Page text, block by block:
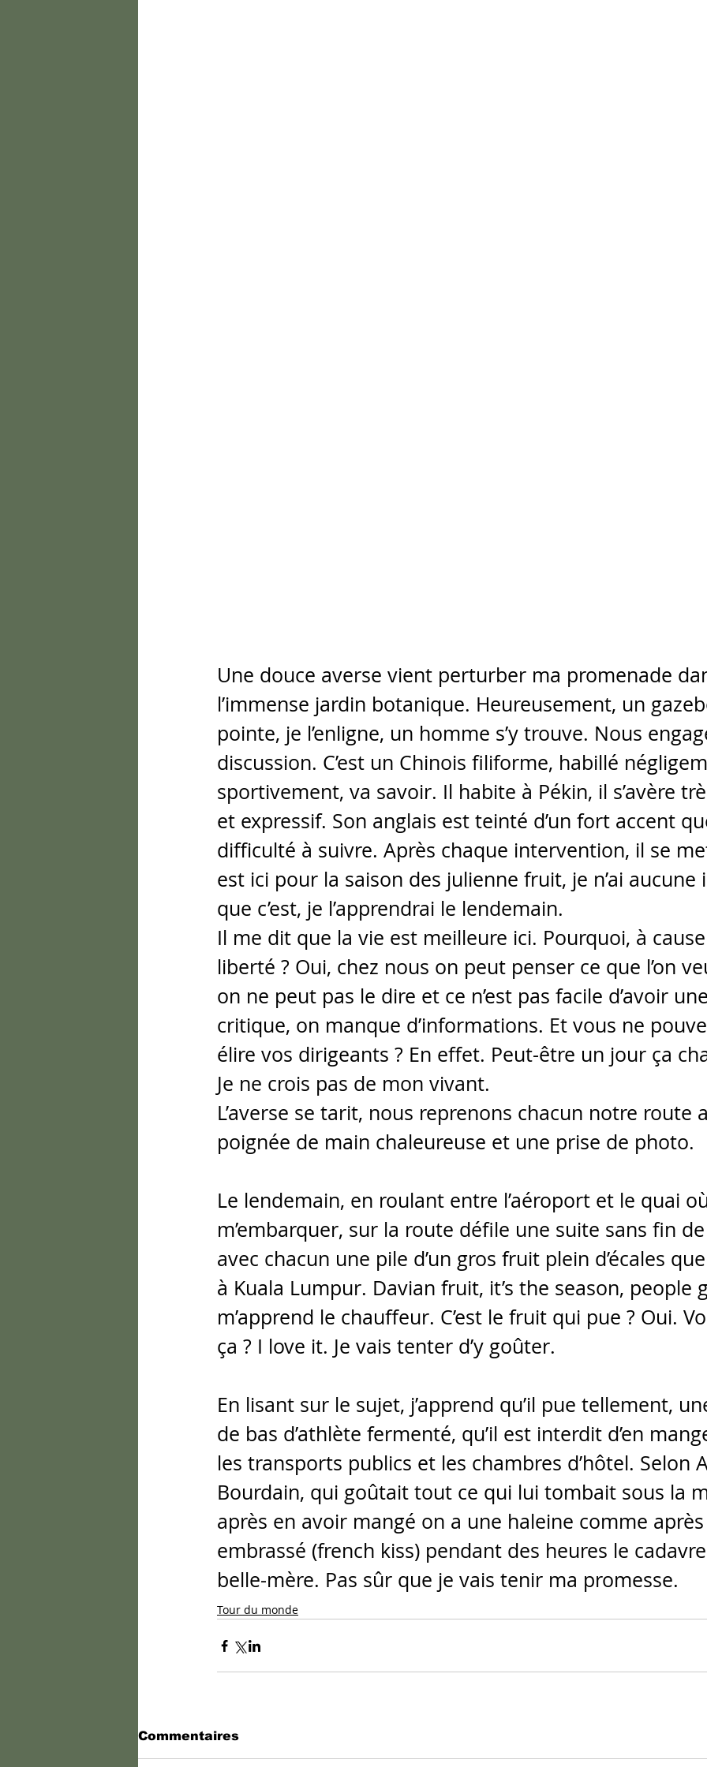
Une douce averse vient perturber ma promenade
l’immense jardin botanique. Heureusement, un
pointe, je l’enligne, un homme s’y trouve. Nous
discussion. C’est un Chinois filiforme, habillé
sportivement, va savoir. Il habite à Pékin, il s’avère
et expressif. Son anglais est teinté d’un fort accent
difficulté à suivre. Après chaque intervention, il se
est ici pour la saison des julienne fruit, je n’ai aucune
que c’est, je l’apprendrai le lendemain.
Il me dit que la vie est meilleure ici. Pourquoi, à
liberté ? Oui, chez nous on peut penser ce que l’on
on ne peut pas le dire et ce n’est pas facile d’avoir
critique, on manque d’informations. Et vous ne
élire vos dirigeants ? En effet. Peut-être un jour ça
Je ne crois pas de mon vivant.
L’averse se tarit, nous reprenons chacun notre route
poignée de main chaleureuse et une prise de photo.
Le lendemain, en roulant entre l’aéroport et le quai
m’embarquer, sur la route défile une suite sans fin
avec chacun une pile d’un gros fruit plein d’écales que
à Kuala Lumpur. Davian fruit, it’s the season, people
m’apprend le chauffeur. C’est le fruit qui pue ? Oui.
ça ? I love it. Je vais tenter d’y goûter.
En lisant sur le sujet, j’apprend qu’il pue tellement,
de bas d’athlète fermenté, qu’il est interdit d’en
les transports publics et les chambres d’hôtel. Selon
Bourdain, qui goûtait tout ce qui lui tombait sous la
après en avoir mangé on a une haleine comme
embrassé (french kiss) pendant des heures le
belle-mère. Pas sûr que je vais tenir ma promesse.
Tour du monde
Commentaires